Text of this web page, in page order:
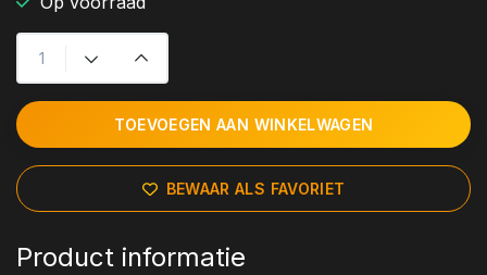
TOEVOEGEN AAN WINKELWAGEN
BEWAAR ALS FAVORIET
Product informatie